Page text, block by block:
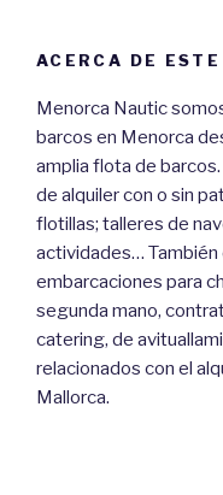
ACERCA DE
Menorca Nautic
barcos en Menorca
amplia flota de
de alquiler con o sin
flotillas; talleres de
actividades…
embarcaciones para
segunda mano,
catering, de
relacionados con el
Mallorca.